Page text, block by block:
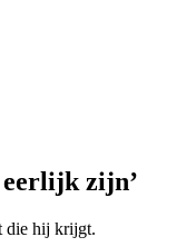
eerlijk zijn’
die hij krijgt.